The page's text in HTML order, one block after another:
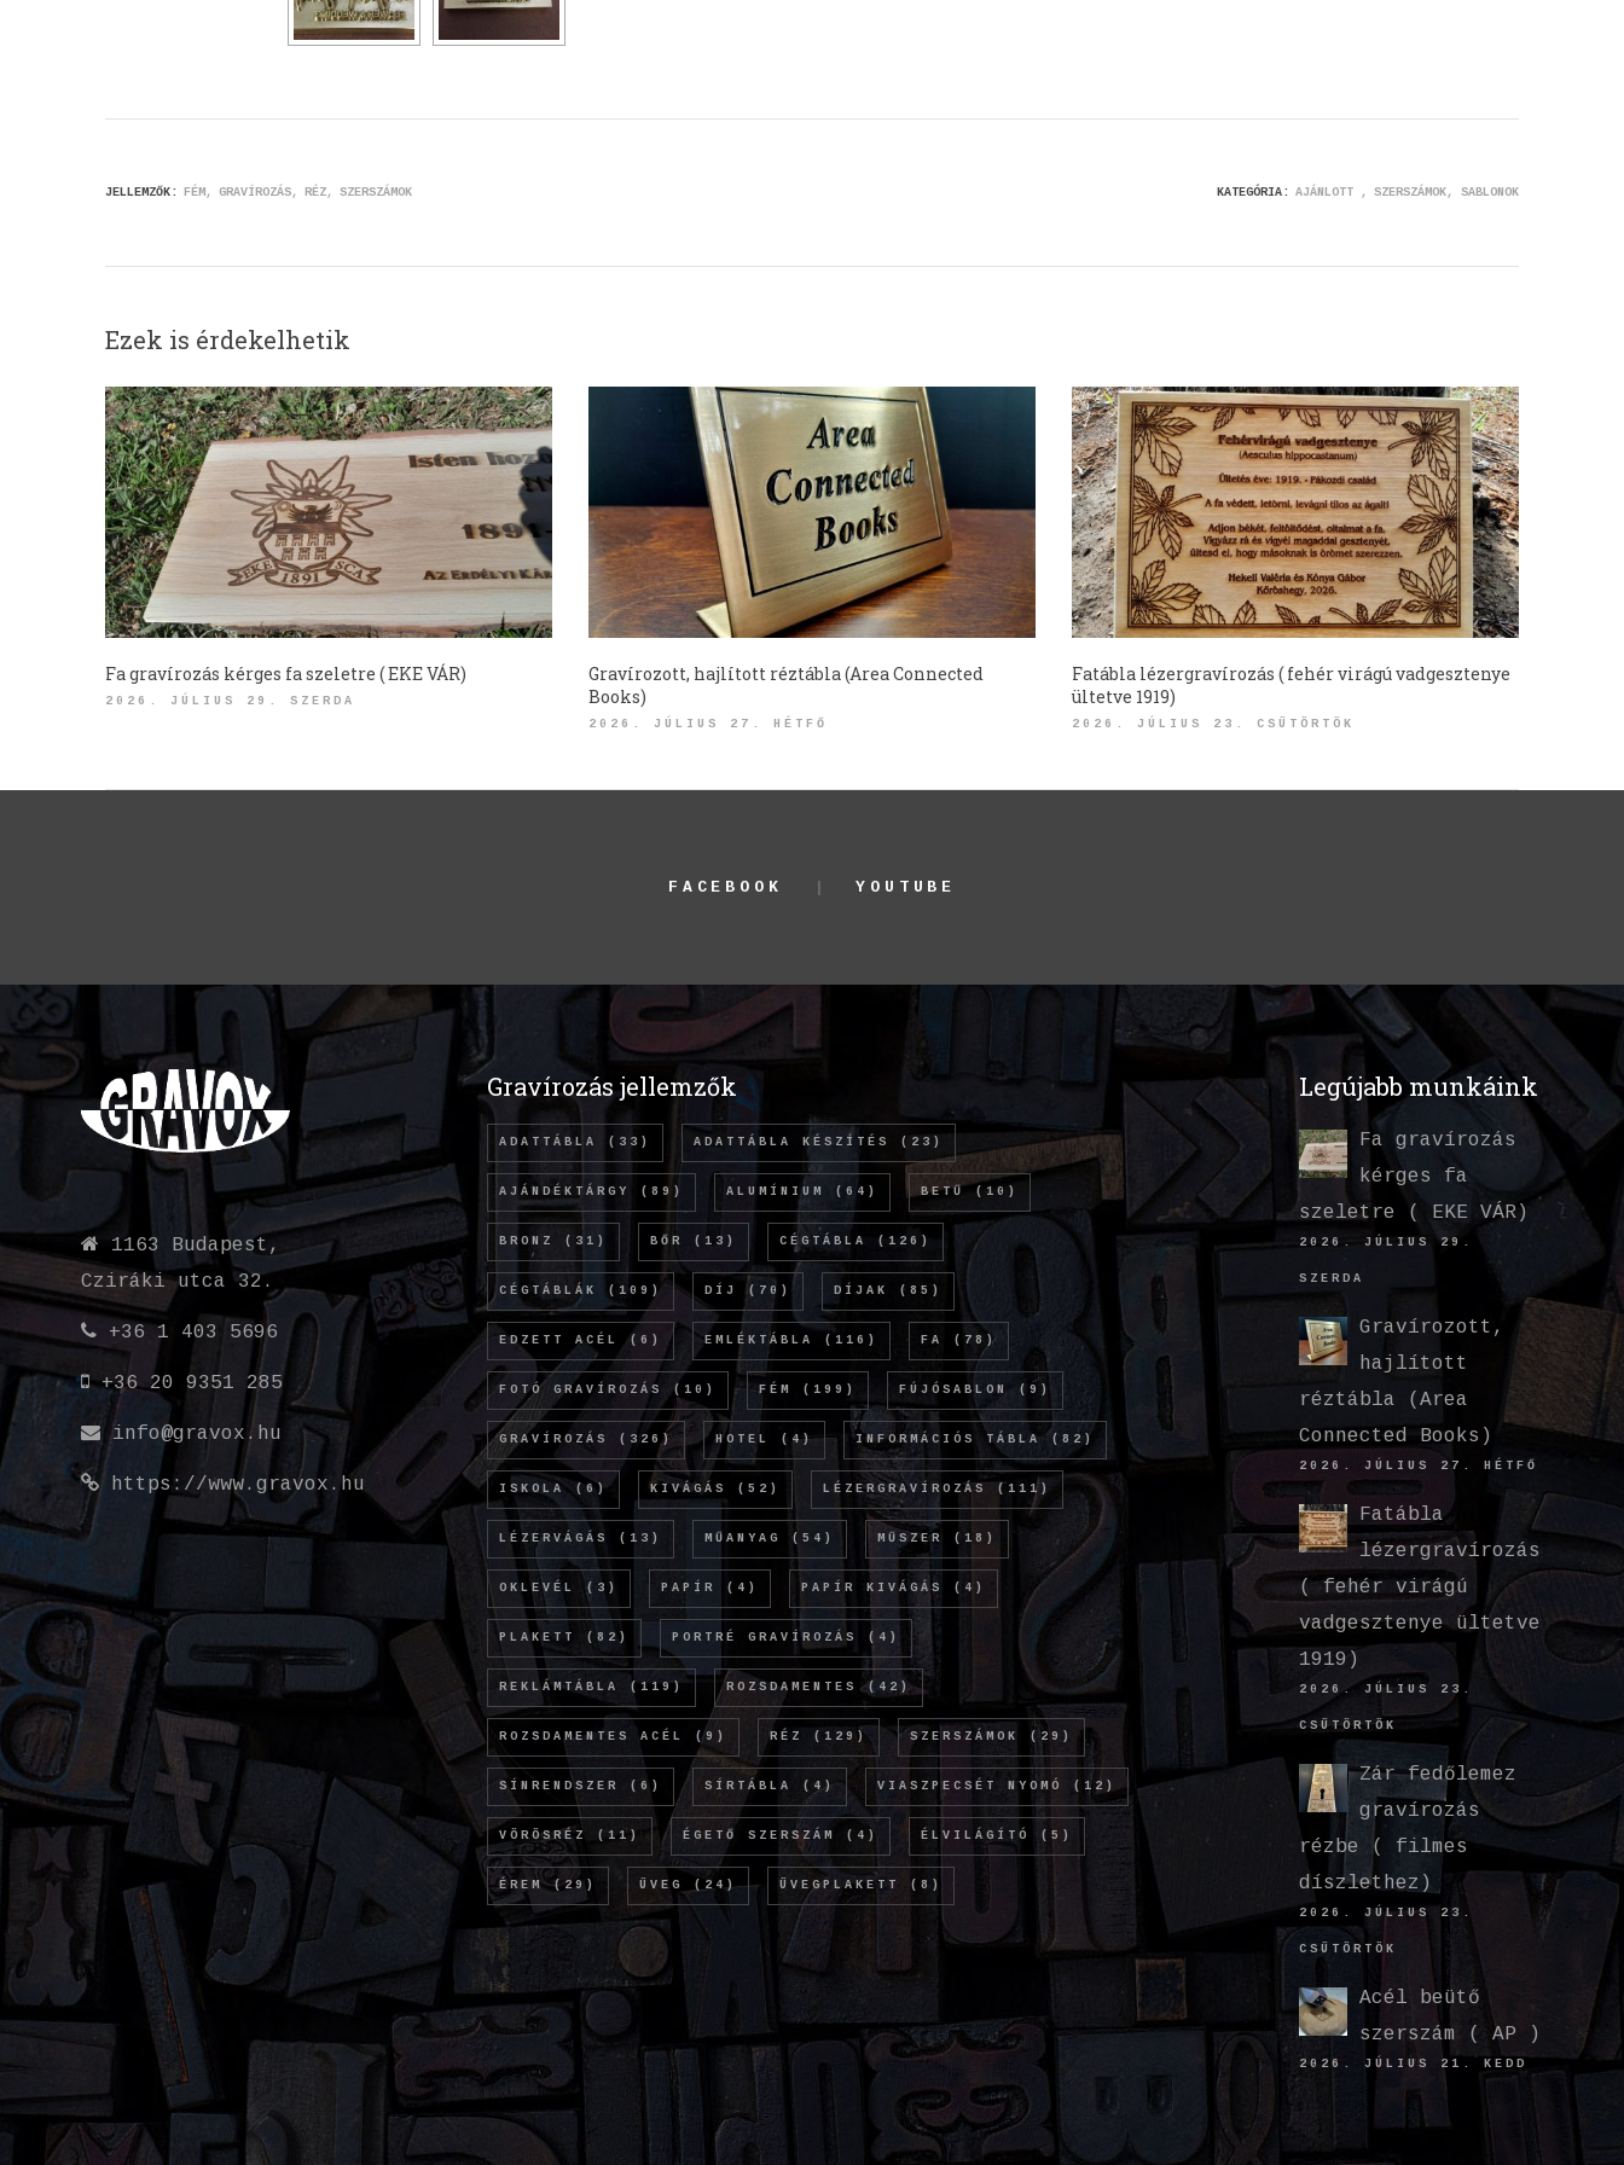
JELLEMZŐK: FÉM GRAVÍROZÁS RÉZ SZERSZÁMOK KATEGÓRIA: AJÁNLOTT SZERSZÁMOK, SABLONOK
Ezek is érdekelhetik
Fa gravírozás kérges fa szeletre ( EKE VÁR)
2026. JÚLIUS 29. SZERDA
Gravírozott, hajlított réztábla (Area Connected
Books)
2026. JÚLIUS 27. HÉTFŐ
Fatábla lézergravírozás ( fehér virágú vadgesztenye
ültetve 1919)
2026. JÚLIUS 23. CSÜTÖRTÖK
FACEBOOK YOUTUBE
1163 Budapest,
Cziráki utca 32.
+36 1 403 5696
+36 20 9351 285
info@gravox.hu
https://www.gravox.hu
Gravírozás jellemzők
ADATTÁBLA (33) ADATTÁBLA KÉSZÍTÉS (23)
AJÁNDÉKTÁRGY (89) ALUMÍNIUM (64) BETŰ (10)
BRONZ (31) BŐR (13) CÉGTÁBLA (126)
CÉGTÁBLÁK (109) DÍJ (70) DÍJAK (85)
EDZETT ACÉL (6) EMLÉKTÁBLA (116) FA (78)
FOTÓ GRAVÍROZÁS (10) FÉM (199) FÚJÓSABLON (9)
GRAVÍROZÁS (326) HOTEL (4) INFORMÁCIÓS TÁBLA (82)
ISKOLA (6) KIVÁGÁS (52) LÉZERGRAVÍROZÁS (111)
LÉZERVÁGÁS (13) MŰANYAG (54) MŰSZER (18)
OKLEVÉL (3) PAPÍR (4) PAPÍR KIVÁGÁS (4)
PLAKETT (82) PORTRÉ GRAVÍROZÁS (4)
REKLÁMTÁBLA (119) ROZSDAMENTES (42)
ROZSDAMENTES ACÉL (9) RÉZ (129) SZERSZÁMOK (29)
SÍNRENDSZER (6) SÍRTÁBLA (4) VIASZPECSÉT NYOMÓ (12)
VÖRÖSRÉZ (11) ÉGETŐ SZERSZÁM (4) ÉLVILÁGÍTÓ (5)
ÉREM(29) ÜVEG (24) ÜVEGPLAKETT (8)
Legújabb munkáink
Fa gravírozás
kérges fa
szeletre ( EKE VÁR)
2026. JÚLIUS 29.
SZERDA
Gravírozott,
hajlított
réztábla (Area
Connected Books)
2026. JÚLIUS 27. HÉTFŐ
Fatábla
lézergravírozás
( fehér virágú
vadgesztenye ültetve
1919)
2026. JÚLIUS 23.
CSÜTÖRTÖK
Zár fedőlemez
gravírozás
rézbe ( filmes
díszlethez)
2026. JÚLIUS 23.
CSÜTÖRTÖK
Acél beütő
szerszám ( AP )
2026. JÚLIUS 21. KEDD